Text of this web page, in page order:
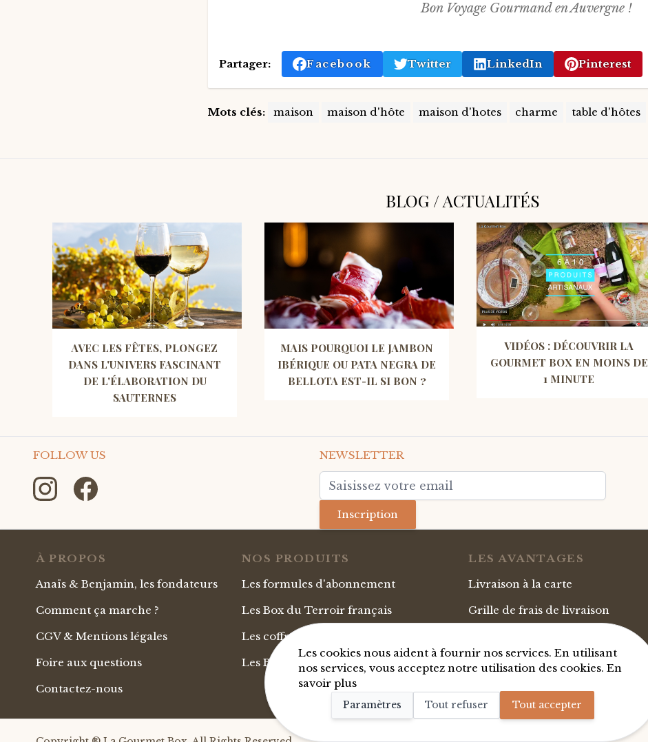
Bon Voyage Gourmand en Auvergne !
Partager: Facebook Twitter LinkedIn Pinterest
Mots clés: maison maison d'hôte maison d'hotes charme table d'hôtes
BLOG / ACTUALITÉS
AVEC LES FÊTES, PLONGEZ
DANS L'UNIVERS FASCINANT
DE L'ÉLABORATION DU
SAUTERNES
MAIS POURQUOI LE JAMBON
IBÉRIQUE OU PATA NEGRA DE
BELLOTA EST-IL SI BON ?
VIDÉOS : DÉCOUVRIR LA
GOURMET BOX EN MOINS DE
1 MINUTE
FOLLOW US
NEWSLETTER
Adresse mail
Inscription
À PROPOS
Anaïs & Benjamin, les fondateurs
Comment ça marche ?
CGV & Mentions légales
Foire aux questions
Contactez-nous
NOS PRODUITS
Les formules d'abonnement
Les Box du Terroir français
Les coffrets Jambon
Les Box Apéro
LES AVANTAGES
Livraison à la carte
Grille de frais de livraison
Carte Cadeau personnalisable
Coffrets d'affaires et d'entreprises
Les cookies nous aident à fournir nos services. En utilisant
nos services, vous acceptez notre utilisation des cookies. En
savoir plus
Paramètres Tout refuser Tout accepter